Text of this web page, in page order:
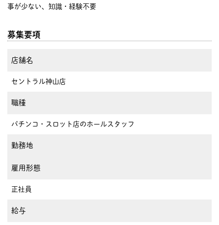
事が少ない、知識・経験不要
募集要項
店舗名
セントラル神山店
職種
パチンコ・スロット店のホールスタッフ
勤務地
雇用形態
正社員
給与